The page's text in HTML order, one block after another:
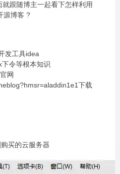
跟随博主一起看下怎样利用
源博客 ?
发工具idea
令等根本知识
网
下载
买的云服务器